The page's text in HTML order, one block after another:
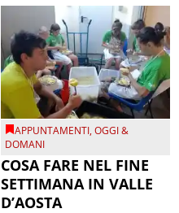
APPUNTAMENTI,OGGI &
DOMANI
COSA FARE NEL FINE
SETTIMANA IN VALLE
D’AOSTA